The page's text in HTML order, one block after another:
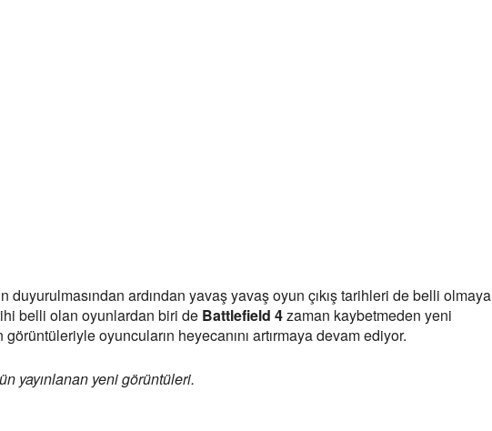
duyurulmasından ardından yavaş yavaş oyun çıkış tarihleri de belli olmaya
belli olan oyunlardan biri de Battlefield 4zaman kaybetmeden yeni
oyuncuların heyecanını artırmaya devam ediyor.
yayınlanan yeni görüntüleri.